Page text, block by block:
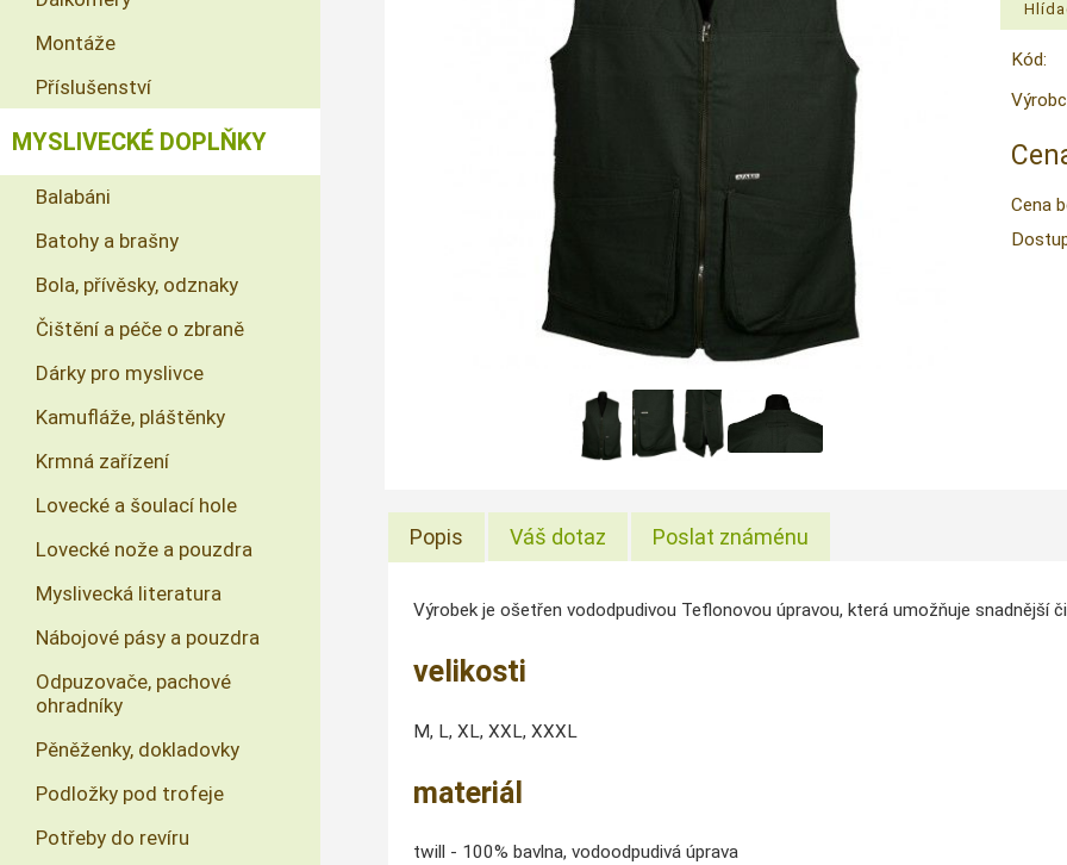
Kód:
Cena
Popis Váš dotaz Poslat známénu
Výrobek je ošetřen vododpudivou Teflonovou úpravou, která umožňuje snadnější
velikosti
M, L, XL, XXL, XXXL
materiál
twill - 100% bavlna, vodoodpudivá úprava
Montáže
Příslušenství
MYSLIVECKÉ DOPLŇKY
Balabáni
Batohy a brašny
Bola, přívěsky, odznaky
Čištění a péče o zbraně
Dárky pro myslivce
Kamufláže, pláštěnky
Krmná zařízení
Lovecké a šoulací hole
Lovecké nože a pouzdra
Myslivecká literatura
Nábojové pásy a pouzdra
Odpuzovače, pachové
ohradníky
Pěněženky, dokladovky
Podložky pod trofeje
Potřeby do revíru